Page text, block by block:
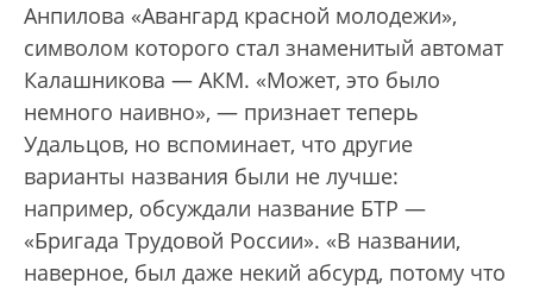
Анпилова «Авангард красной молодежи»,
символом которого стал знаменитый автомат
Калашникова — АКМ. «Может, это было
немного наивно», — признает теперь
Удальцов, но вспоминает, что другие
варианты названия были не лучше:
например, обсуждали название БТР —
«Бригада Трудовой России». «В названии,
наверное, был даже некий абсурд, потому что